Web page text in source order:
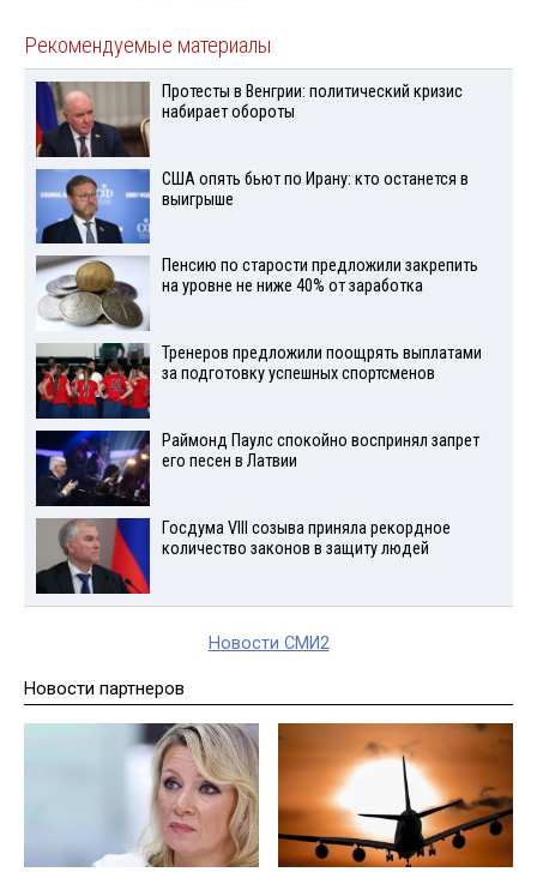
Рекомендуемые материалы
Протесты в Венгрии: политический кризис
набирает обороты
США опять бьют по Ирану: кто останется в
выигрыше
Пенсию по старости предложили закрепить
на уровне не ниже 40% от заработка
Тренеров предложили поощрять выплатами
за подготовку успешных спортсменов
Раймонд Паулс спокойно воспринял запрет
его песен в Латвии
Госдума VIII созыва приняла рекордное
количество законов в защиту людей
Новости СМИ2
Новости партнеров